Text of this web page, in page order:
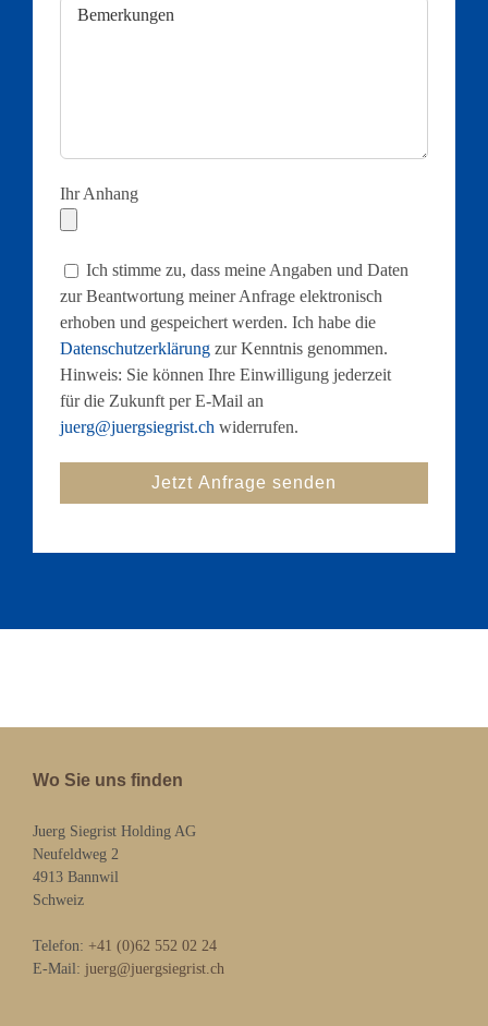
Ihr Anhang
Ich stimme zu, dass meine Angaben und Daten
zur Beantwortung meiner Anfrage elektronisch
erhoben und gespeichert werden. Ich habe die
Datenschutzerklärungzur Kenntnis genommen.
Hinweis: Sie können Ihre Einwilligung jederzeit
für die Zukunft per E-Mail an
juerg@juergsiegrist.ch widerrufen.
Wo Sie uns finden
Juerg Siegrist Holding AG
Neufeldweg 2
4913 Bannwil
Schweiz
Telefon: +41 (0)62 552 02 24
E-Mail: juerg@juergsiegrist.ch